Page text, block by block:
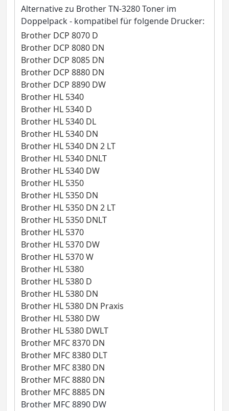
Alternative zu Brother TN-3280 Toner im
Doppelpack - kompatibel für folgende Drucker:
Brother DCP 8070 D
Brother DCP 8080 DN
Brother DCP 8085 DN
Brother DCP 8880 DN
Brother DCP 8890 DW
Brother HL 5340
Brother HL 5340 D
Brother HL 5340 DL
Brother HL 5340 DN
Brother HL 5340 DN 2 LT
Brother HL 5340 DNLT
Brother HL 5340 DW
Brother HL 5350
Brother HL 5350 DN
Brother HL 5350 DN 2 LT
Brother HL 5350 DNLT
Brother HL 5370
Brother HL 5370 DW
Brother HL 5370 W
Brother HL 5380
Brother HL 5380 D
Brother HL 5380 DN
Brother HL 5380 DN Praxis
Brother HL 5380 DW
Brother HL 5380 DWLT
Brother MFC 8370 DN
Brother MFC 8380 DLT
Brother MFC 8380 DN
Brother MFC 8880 DN
Brother MFC 8885 DN
Brother MFC 8890 DW